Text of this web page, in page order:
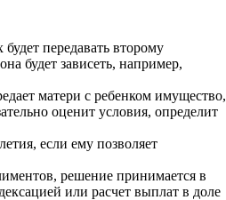
передавать второму
будет зависеть, например,
матери с ребенком имущество,
оценит условия, определит
если ему позволяет
решение принимается в
или расчет выплат в доле